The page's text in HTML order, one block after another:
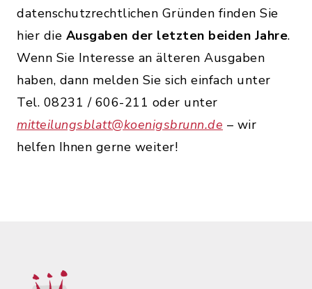
datenschutzrechtlichen Gründen finden Sie
hier die Ausgaben der letzten beiden Jahre.
Wenn Sie Interesse an älteren Ausgaben
haben, dann melden Sie sich einfach unter
Tel. 08231 / 606-211 oder unter
mitteilungsblatt@koenigsbrunn.de – wir
helfen Ihnen gerne weiter!